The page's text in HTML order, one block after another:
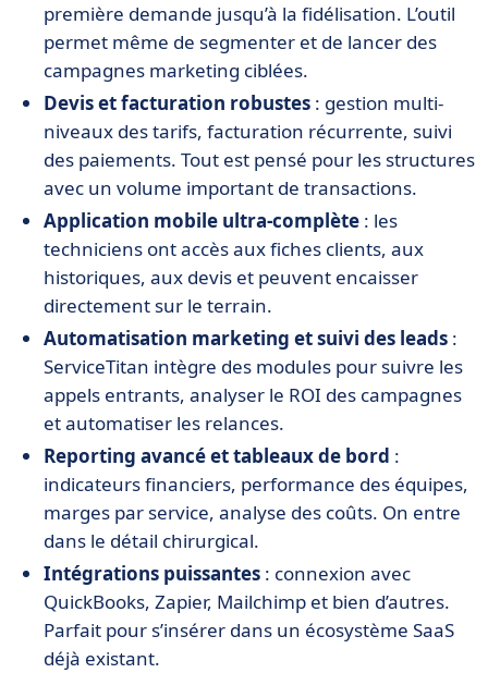
première demande jusqu’à la fidélisation. L’outil
permet même de segmenter et de lancer des
campagnes marketing ciblées.
Devis et facturation robustes : gestion multi-
niveaux des tarifs, facturation récurrente, suivi
des paiements. Tout est pensé pour les structures
avec un volume important de transactions.
Application mobile ultra-complète : les
techniciens ont accès aux fiches clients, aux
historiques, aux devis et peuvent encaisser
directement sur le terrain.
Automatisation marketing et suivi des leads :
ServiceTitan intègre des modules pour suivre les
appels entrants, analyser le ROI des campagnes
et automatiser les relances.
Reporting avancé et tableaux de bord :
indicateurs financiers, performance des équipes,
marges par service, analyse des coûts. On entre
dans le détail chirurgical.
Intégrations puissantes : connexion avec
QuickBooks, Zapier, Mailchimp et bien d’autres.
Parfait pour s’insérer dans un écosystème SaaS
déjà existant.